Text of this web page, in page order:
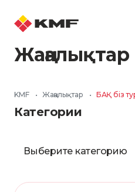
Жаңалықтар
KMF • Жаңалықтар • БАҚ біз
Категории
Выберите категорию